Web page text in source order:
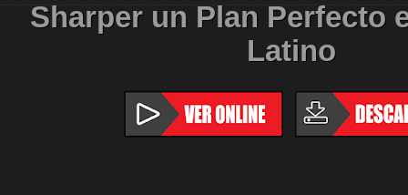
Sharper un Plan Perfecto
Latino